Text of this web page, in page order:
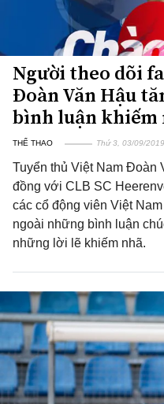
Người theo dõi
Đoàn Văn Hậu
bình luận khiếm
THỂ THAO Thứ 3, 03/09/
Tuyển thủ Việt Nam Đoàn
đồng với CLB SC
các cổ động viên Việt
ngoài những bình luận
những lời lẽ khiếm nhã.